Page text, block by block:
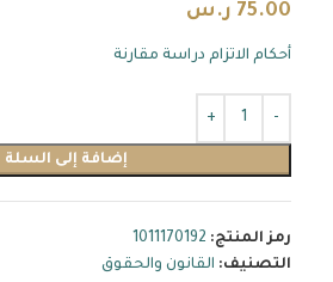
75.00 ر.س
أحكام الاتزام دراسة مقارنة
إضافة إلى السلة
رمز المنتج: 1011170192
التصنيف: القانون والحقوق